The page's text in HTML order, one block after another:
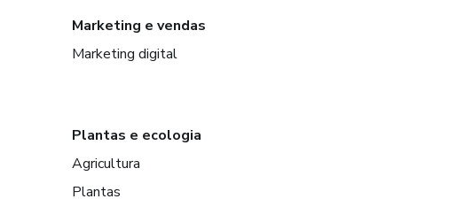
Marketing e vendas
Marketing digital
Plantas e ecologia
Agricultura
Plantas